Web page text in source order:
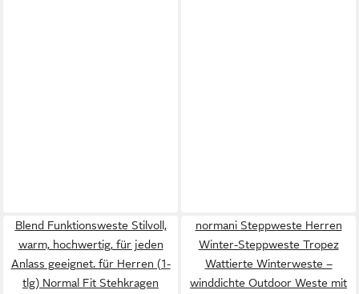
Blend Funktionsweste Stilvoll,
warm, hochwertig, für jeden
Anlass geeignet. für Herren (1-
tlg) Normal Fit Stehkragen
normani Steppweste Herren
Winter-Steppweste Tropez
Wattierte Winterweste –
winddichte Outdoor Weste mit